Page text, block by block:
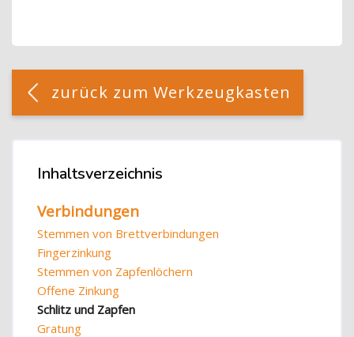
Blöcke
[Cocoon] Custom HTML überspringen
zurück zum Werkzeugkasten
Inhaltsverzeichnis überspringen
Inhaltsverzeichnis
Verbindungen
Stemmen von Brettverbindungen
Fingerzinkung
Stemmen von Zapfenlöchern
Offene Zinkung
Schlitz und Zapfen
Gratung